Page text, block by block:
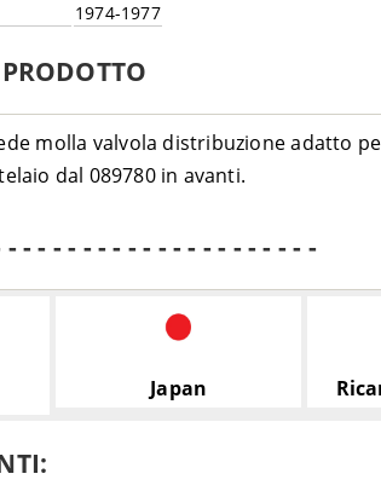
1974-1977
molla valvola distribuzione adatto
dal 089780 in avanti.
- - - - - - - - - - - - - - - - - - - -
Japan